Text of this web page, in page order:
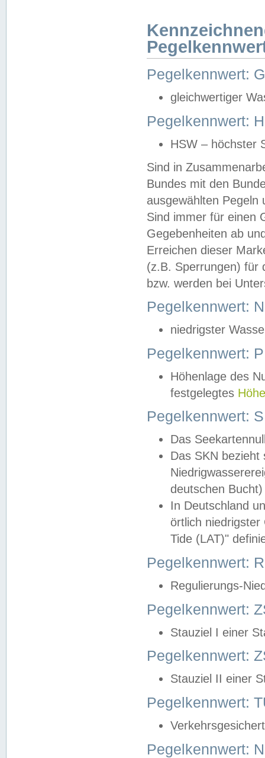
Pegelkennwert:
gleichwertiger
Pegelkennwert:
HSW – höchster
Sind in
Bundes mit den
ausgewählten
Sind immer für einen
Gegebenheiten ab
Erreichen dieser
(z.B. Sperrungen) für
bzw. werden bei
Pegelkennwert:
niedrigster
Pegelkennwert:
Höhenlage des
festgelegtes
Pegelkennwert:
Das
Das SKN
deutschen
In Deutschland
örtlich
Tide (LAT)"
Pegelkennwert:
Regulierungs-
Pegelkennwert:
Stauziel I einer
Pegelkennwert:
Stauziel II einer
Pegelkennwert:
Pegelkennwert: